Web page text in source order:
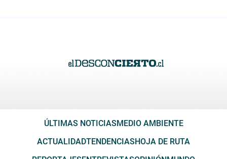
ÚLTIMAS NOTICIAS MEDIO AMBIENTE
ACTUALIDADTENDENCIAS HOJA DE RUTA